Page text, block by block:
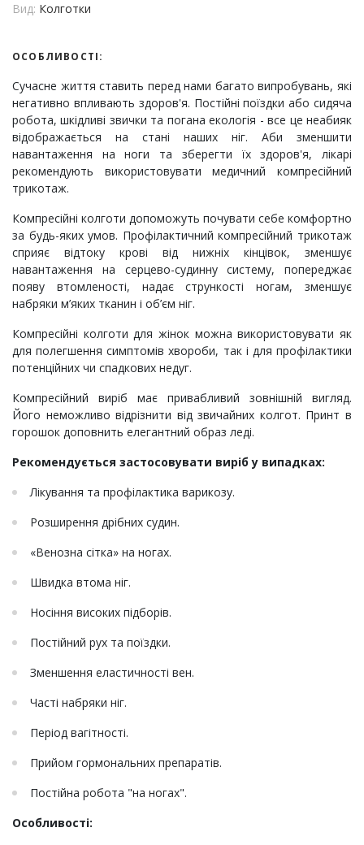
Вид: Колготки
ОСОБЛИВОСТІ:
Сучасне життя ставить перед нами багато випробувань, які
негативно впливають здоров'я. Постійні поїздки або сидяча
робота, шкідливі звички та погана екологія - все це неабияк
відображається на стані наших ніг. Аби зменшити
навантаження на ноги та зберегти їх здоров'я, лікарі
рекомендують використовувати медичний компресійний
трикотаж.
Компресійні колготи допоможуть почувати себе комфортно
за будь-яких умов. Профілактичний компресійний трикотаж
сприяє відтоку крові від нижніх кінцівок, зменшує
навантаження на серцево-судинну систему, попереджає
появу втомленості, надає стрункості ногам, зменшує
набряки м’яких тканин і об’єм ніг.
Компресійні колготи для жінок можна використовувати як
для полегшення симптомів хвороби, так і для профілактики
потенційних чи спадкових недуг.
Компресійний виріб має привабливий зовнішній вигляд.
Його неможливо відрізнити від звичайних колгот. Принт в
горошок доповнить елегантний образ леді.
Рекомендується застосовувати виріб у випадках:
Лікування та профілактика варикозу.
Розширення дрібних судин.
«Венозна сітка» на ногах.
Швидка втома ніг.
Носіння високих підборів.
Постійний рух та поїздки.
Зменшення еластичності вен.
Часті набряки ніг.
Період вагітності.
Прийом гормональних препаратів.
Постійна робота "на ногах".
Особливості: